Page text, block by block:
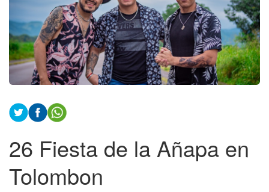
26 Fiesta de la Añapa en
Tolombon